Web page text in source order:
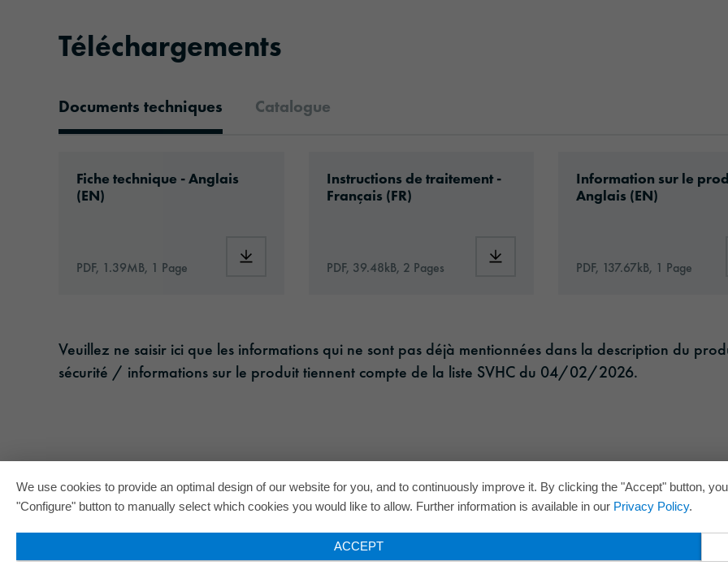
Téléchargements
Documents techniques Catalogue
Fiche technique - Anglais
(EN)
PDF, 1.39MB, 1 Page Download: oraflex-11783-eu-en.pdf
Instructions de traitement -
Français (FR)
PDF, 39.48kB, 2 Pages Download:
Information sur le
Anglais (EN)
PDF, 137.67kB, 1 Page
Veuillez ne saisir ici que les informations qui ne sont pas déjà mentionnées dans la description du
sécurité / informations sur le produit tiennent compte de la liste SVHC du 04/02/2026.
We use cookies to provide an optimal design of our website for you, and to continuously improve it. By clicking the "Accept" button,
"Configure" button to manually select which cookies you would like to allow. Further information is available in our Privacy Policy.
ACCEPT